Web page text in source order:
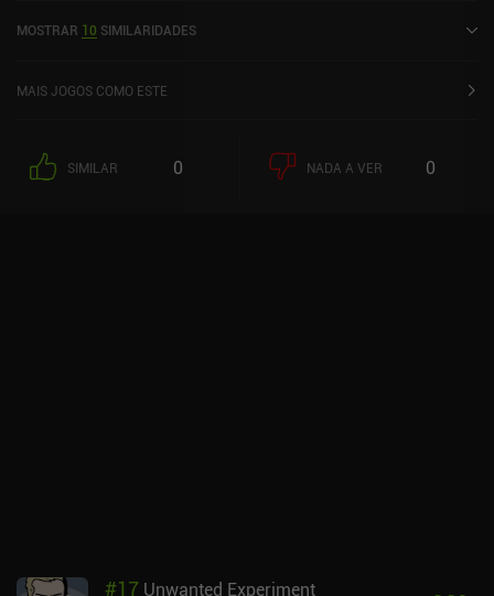
4,3 de 5,0 na iOS App Store.
MOSTRAR 10 SIMILARIDADES
MAIS JOGOS COMO ESTE
SIMILAR 0 NADA A VER 0
#17 Unwanted Experiment